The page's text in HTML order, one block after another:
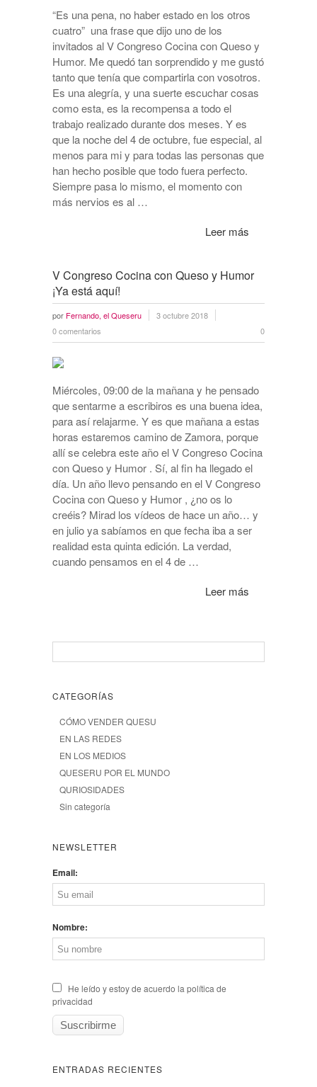
“Es una pena, no haber estado en los otros
cuatro” una frase que dijo uno de los
invitados al V Congreso Cocina con Queso y
Humor. Me quedó tan sorprendido y me gustó
tanto que tenía que compartirla con vosotros.
Es una alegría, y una suerte escuchar cosas
como esta, es la recompensa a todo el
trabajo realizado durante dos meses. Y es
que la noche del 4 de octubre, fue especial, al
menos para mi y para todas las personas que
han hecho posible que todo fuera perfecto.
Siempre pasa lo mismo, el momento con
más nervios es al …
Leer más
V Congreso Cocina con Queso y Humor
¡Ya está aquí!
por Fernando, el Queseru
3 octubre 2018
0 comentarios
0
Miércoles, 09:00 de la mañana y he pensado
que sentarme a escribiros es una buena idea,
para así relajarme. Y es que mañana a estas
horas estaremos camino de Zamora, porque
allí se celebra este año el V Congreso Cocina
con Queso y Humor . Sí, al fin ha llegado el
día. Un año llevo pensando en el V Congreso
Cocina con Queso y Humor , ¿no os lo
creéis? Mirad los vídeos de hace un año… y
en julio ya sabíamos en que fecha iba a ser
realidad esta quinta edición. La verdad,
cuando pensamos en el 4 de …
Leer más
CATEGORÍAS
CÓMO VENDER QUESU
EN LAS REDES
EN LOS MEDIOS
QUESERU POR EL MUNDO
QURIOSIDADES
Sin categoría
NEWSLETTER
Email:
Nombre:
He leído y estoy de acuerdo la política de
privacidad
ENTRADAS RECIENTES